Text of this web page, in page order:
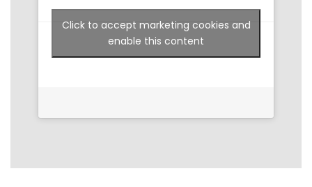
Click to accept marketing cookies and
enable this content